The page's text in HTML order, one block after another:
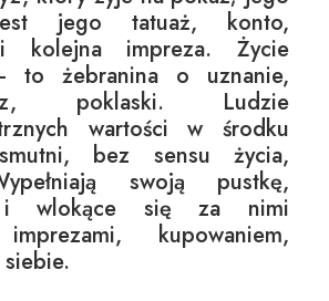
jego tatuaż, konto,
kolejna impreza. Życie
to żebranina o uznanie,
poklaski. Ludzie
wartości w środku
bez sensu życia,
swoją pustkę,
i wlokące się za nimi
kupowaniem,